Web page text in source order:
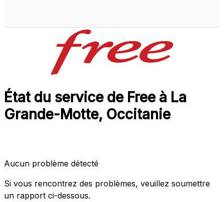
État du service de Free à La
Grande-Motte, Occitanie
Aucun problème détecté
Si vous rencontrez des problèmes, veuillez soumettre
un rapport ci-dessous.